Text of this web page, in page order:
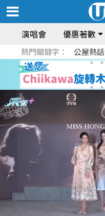
演唱會 優惠著數
熱門關鍵字： 公屋熱話